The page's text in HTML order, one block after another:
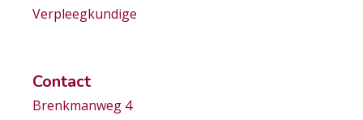
Verpleegkundige
Contact
Brenkmanweg 4